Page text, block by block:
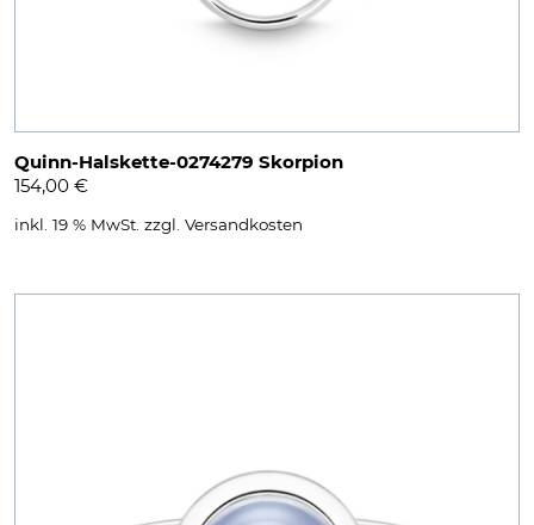
Quinn-Halskette-0274279 Skorpion
154,00 €
inkl. 19 % MwSt. zzgl. Versandkosten